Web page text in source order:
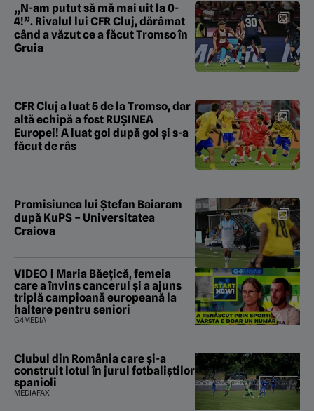
„N-am putut să mă mai uit la 0-
4!”. Rivalul lui CFR Cluj, dărâmat
când a văzut ce a făcut Tromso în
Gruia
CFR Cluj a luat 5 de la Tromso, dar
altă echipă a fost RUȘINEA
Europei! A luat gol după gol și s-a
făcut de râs
Promisiunea lui Ștefan Baiaram
după KuPS – Universitatea
Craiova
VIDEO | Maria Băețică, femeia
care a învins cancerul și a ajuns
triplă campioană europeană la
haltere pentru seniori
G4MEDIA
Clubul din România care și-a
construit lotul în jurul fotbaliștilor
spanioli
MEDIAFAX